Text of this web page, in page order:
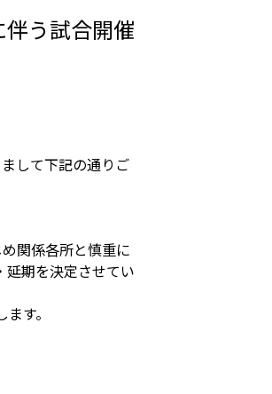
う試合開催
して下記の通りご
関係各所と慎重に
延期を決定させてい
す。